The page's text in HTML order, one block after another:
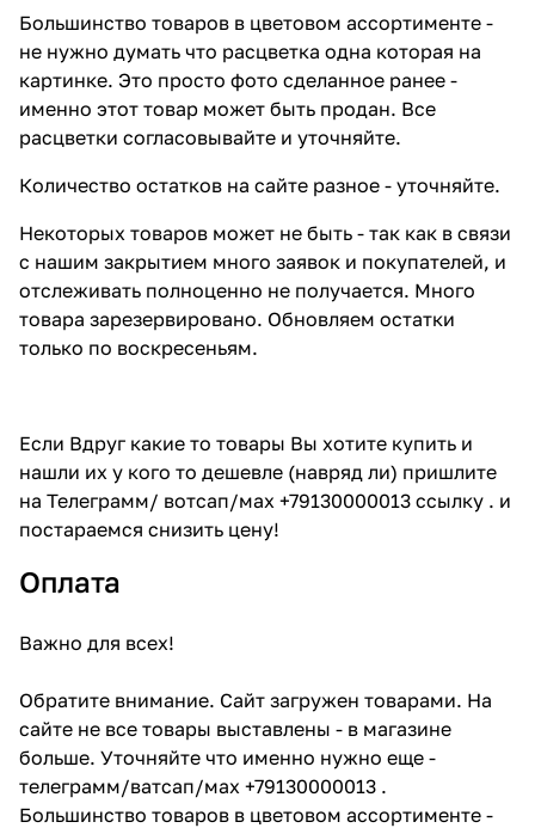
Большинство товаров в цветовом ассортименте -
не нужно думать что расцветка одна которая на
картинке. Это просто фото сделанное ранее -
именно этот товар может быть продан. Все
расцветки согласовывайте и уточняйте.
Количество остатков на сайте разное - уточняйте.
Некоторых товаров может не быть - так как в связи
с нашим закрытием много заявок и покупателей, и
отслеживать полноценно не получается. Много
товара зарезервировано. Обновляем остатки
только по воскресеньям.
Если Вдруг какие то товары Вы хотите купить и
нашли их у кого то дешевле (навряд ли) пришлите
на Телеграмм/ вотсап/мах +79130000013 ссылку . и
постараемся снизить цену!
Оплата
Важно для всех!
Обратите внимание. Сайт загружен товарами. На
сайте не все товары выставлены - в магазине
больше. Уточняйте что именно нужно еще -
телеграмм/ватсап/мах +79130000013 .
Большинство товаров в цветовом ассортименте -